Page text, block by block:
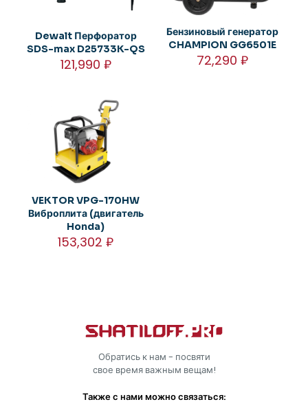
Dewalt Перфоратор
SDS-max D25733K-QS
121,990 ₽
Бензиновый генератор
CHAMPION GG6501E
72,290 ₽
VEKTOR VPG-170HW
Виброплита (двигатель
Honda)
153,302₽
Обратись к нам - посвяти
свое время важным вещам!
Также с нами можно связаться: